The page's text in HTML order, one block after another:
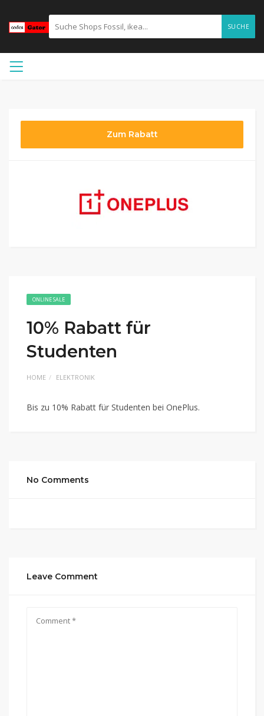
SUCHE
Zum Rabatt
ONLINE SALE
10% Rabatt für
Studenten
HOME ELEKTRONIK
Bis zu 10% Rabatt für Studenten bei OnePlus.
No Comments
Leave Comment